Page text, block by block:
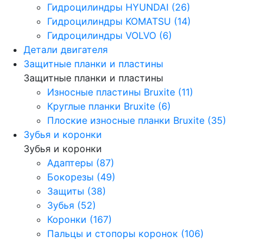
Гидроцилиндры HYUNDAI (26)
Гидроцилиндры KOMATSU (14)
Гидроцилиндры VOLVO (6)
Детали двигателя
Защитные планки и пластины
Защитные планки и пластины
Износные пластины Bruxite (11)
Круглые планки Bruxite (6)
Плоские износные планки Bruxite (35)
Зубья и коронки
Зубья и коронки
Адаптеры (87)
Бокорезы (49)
Защиты (38)
Зубья (52)
Коронки (167)
Пальцы и стопоры коронок (106)